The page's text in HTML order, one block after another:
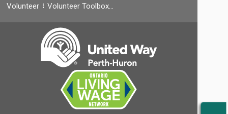
Volunteer
Volunteer Toolbox…